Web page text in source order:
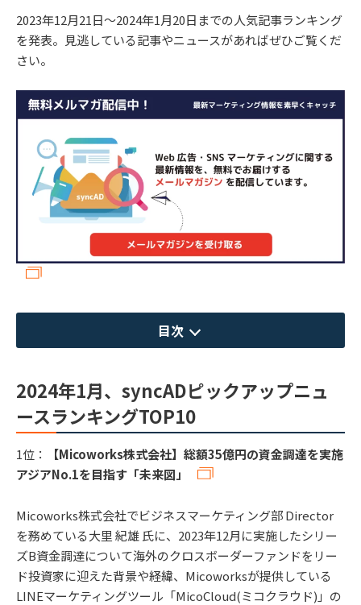
2023年12月21日～2024年1月20日までの人気記事ランキング
を発表。見逃している記事やニュースがあればぜひご覧くだ
さい。
目次
2024年1月、syncADピックアップニュ
ースランキングTOP10
1位：
【Micoworks株式会社】総額35億円の資金調達を実施
アジアNo.1を目指す「未来図」
Micoworks株式会社でビジネスマーケティング部 Director
を務めている大里 紀雄 氏に、2023年12月に実施したシリー
ズB資金調達について海外のクロスボーダーファンドをリー
ド投資家に迎えた背景や経緯、Micoworksが提供している
LINEマーケティングツール「MicoCloud(ミコクラウド)」の